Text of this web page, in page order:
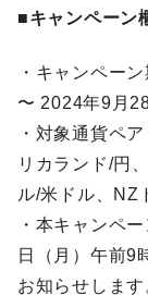
■キャンペーン
・キャンペー
〜 2024年9月
・対象通貨ペ
リカランド/円
ル/米ドル、NZ
・本キャンペ
日（月）午前9
お知らせします